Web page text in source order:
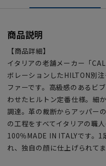
商品説明
【商品詳細】
イタリアの老舗メーカー「
ボレーションしたHILTON別
ファーです。高級感のあるビ
わせたヒルトン定番仕様。細
調達。革の裁断からアッパー
の工程をすべてイタリアの職
100％MADE IN ITALYです。
れ、独自の顔に仕上げられてま